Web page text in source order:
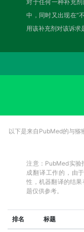
对于任何一种补充
中，同时又出现在“
用该补充剂对该诉求
以下是来自PubMed的与猕
注意：PubMed实验
成翻译工作的，由
性，机器翻译的结
题仅供参考。
排名 标题